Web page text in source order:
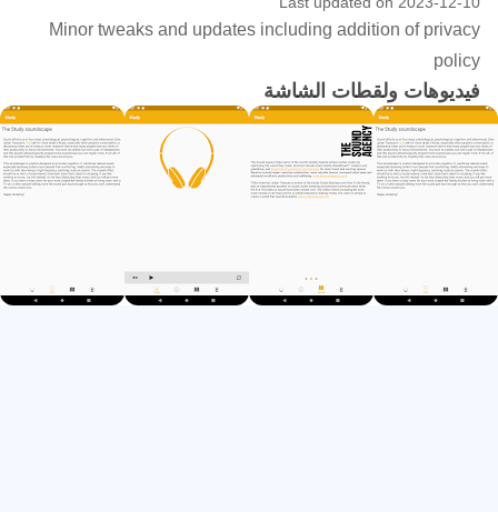
يرصد هذا التطبيق من قبل مستشارين الصوت الرائدة وكالة
صوت، مع الاتجاه الإبداعي الشخصي من قبل رئيسهم جوليان
الكنز، الذي كان ينظر من قبل أكثر من 4 ملايين شخص ثلاث
محادثات TED على الصوت. التطبيق هو مجانية بفضل رعايته من
Ecophon، واحدة من المتخصصين الصوتيات الرائدة في العالم.
للقيام بذلك.
Minor tweaks and updates including addition of privacy
policy
فيديوهات ولقطات الشاشة